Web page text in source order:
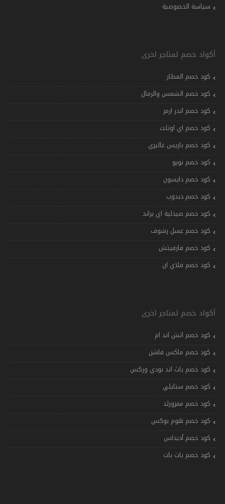
سياسة الخصوصية
أكواد خصم لمتاجر اخرى
كود خصم المطار
كود خصم الشمس والرمال
كود خصم اندر ارمر
كود خصم اي اوتلت
كود خصم باريس غاليري
كود خصم تويو
كود خصم دايسون
كود خصم دبدوب
كود خصم صيدلية اي براند
كود خصم عسل رشوف
كود خصم فارفيتش
كود خصم فلاي ان
أكواد خصم لمتاجر اخرى
كود خصم اتش اند ام
كود خصم ماكس فاشن
كود خصم باث اند بودي وركس
كود خصم ستايلي
كود خصم ممزورلد
كود خصم هوم بوكس
كود خصم أديداس
كود خصم بات بات